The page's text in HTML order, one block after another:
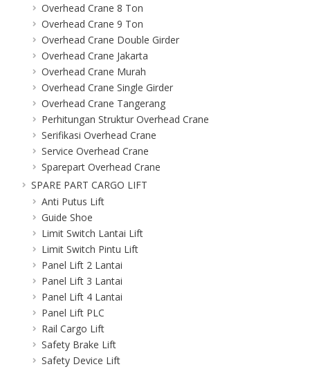
Overhead Crane 8 Ton
Overhead Crane 9 Ton
Overhead Crane Double Girder
Overhead Crane Jakarta
Overhead Crane Murah
Overhead Crane Single Girder
Overhead Crane Tangerang
Perhitungan Struktur Overhead Crane
Serifikasi Overhead Crane
Service Overhead Crane
Sparepart Overhead Crane
SPARE PART CARGO LIFT
Anti Putus Lift
Guide Shoe
Limit Switch Lantai Lift
Limit Switch Pintu Lift
Panel Lift 2 Lantai
Panel Lift 3 Lantai
Panel Lift 4 Lantai
Panel Lift PLC
Rail Cargo Lift
Safety Brake Lift
Safety Device Lift